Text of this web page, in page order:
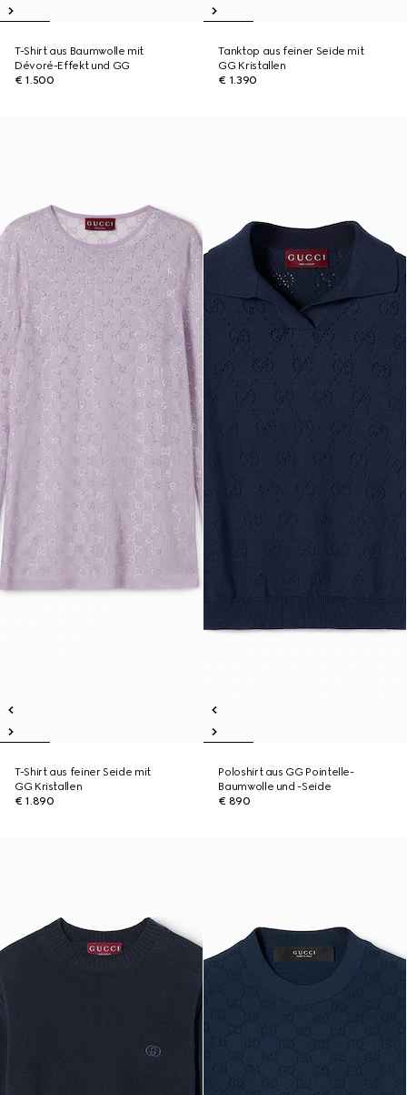
T-Shirt aus Baumwolle mit
Dévoré-Effekt und GG
€ 1.500
Tanktop aus feiner Seide mit
GG Kristallen
€ 1.390
T-Shirt aus feiner Seide mit
GG Kristallen
€ 1.890
Poloshirt aus GG Pointelle-
Baumwolle und -Seide
€ 890